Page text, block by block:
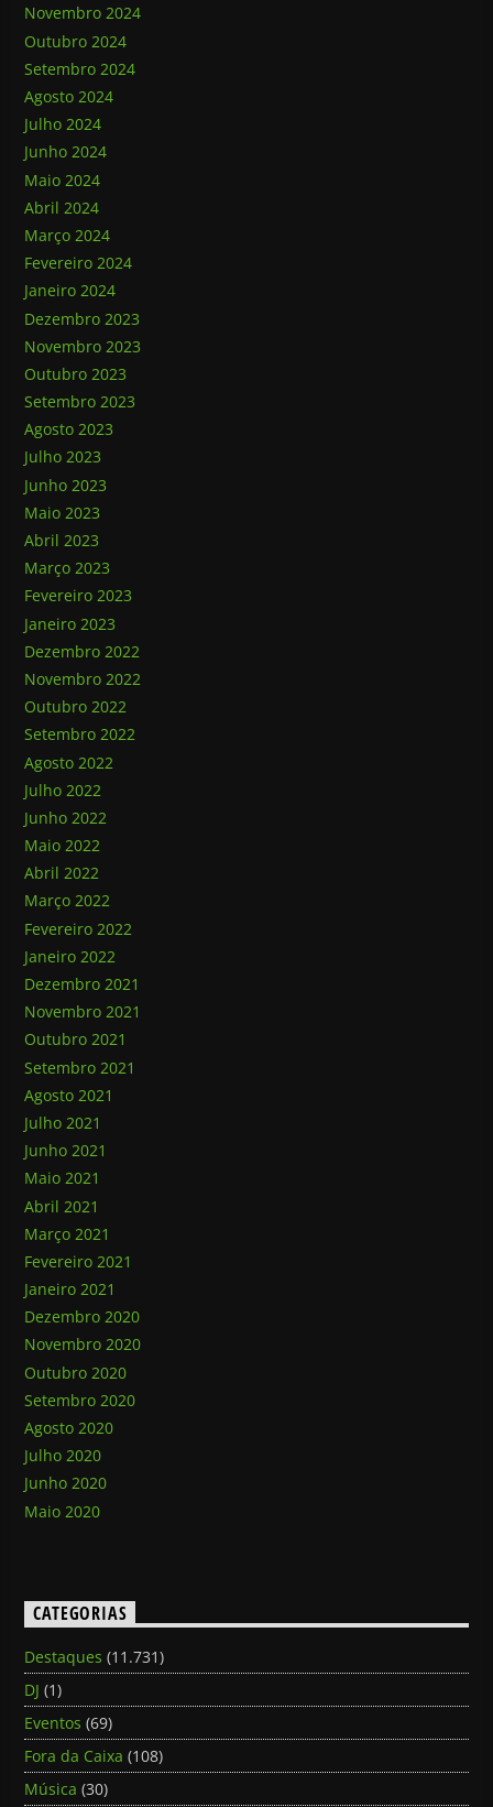
Novembro 2024
Outubro 2024
Setembro 2024
Agosto 2024
Julho 2024
Junho 2024
Maio 2024
Abril 2024
Março 2024
Fevereiro 2024
Janeiro 2024
Dezembro 2023
Novembro 2023
Outubro 2023
Setembro 2023
Agosto 2023
Julho 2023
Junho 2023
Maio 2023
Abril 2023
Março 2023
Fevereiro 2023
Janeiro 2023
Dezembro 2022
Novembro 2022
Outubro 2022
Setembro 2022
Agosto 2022
Julho 2022
Junho 2022
Maio 2022
Abril 2022
Março 2022
Fevereiro 2022
Janeiro 2022
Dezembro 2021
Novembro 2021
Outubro 2021
Setembro 2021
Agosto 2021
Julho 2021
Junho 2021
Maio 2021
Abril 2021
Março 2021
Fevereiro 2021
Janeiro 2021
Dezembro 2020
Novembro 2020
Outubro 2020
Setembro 2020
Agosto 2020
Julho 2020
Junho 2020
Maio 2020
CATEGORIAS
Destaques (11.731)
DJ (1)
Eventos (69)
Fora da Caixa (108)
Música (30)